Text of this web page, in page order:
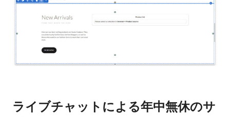
ライブチャットによる年中無休のサ